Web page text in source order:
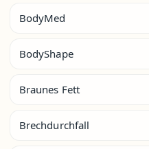
BodyMed
BodyShape
Braunes Fett
Brechdurchfall